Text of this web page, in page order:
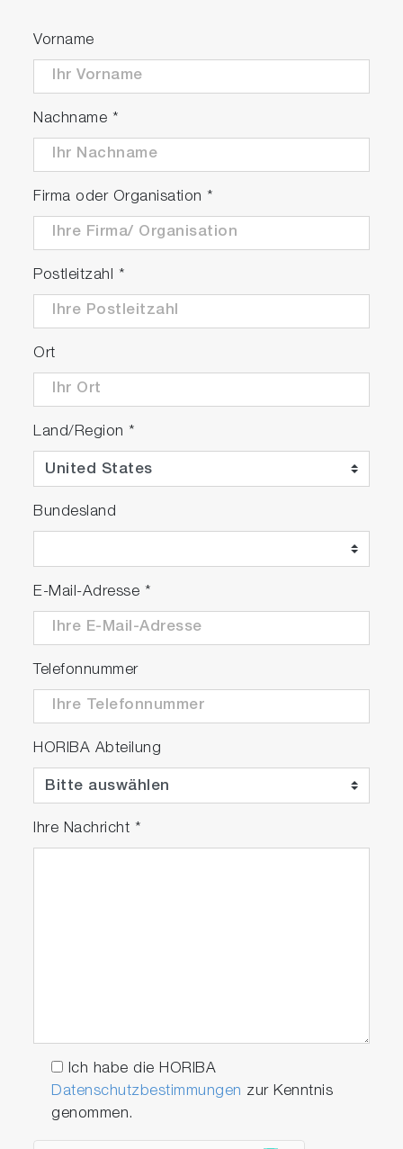
Vorname
Nachname *
Firma oder Organisation *
Postleitzahl *
Ort
Land/Region *
Bundesland
E-Mail-Adresse *
Telefonnummer
HORIBA Abteilung
Ihre Nachricht *
Ich habe die HORIBA
Datenschutzbestimmungen zur Kenntnis
genommen.